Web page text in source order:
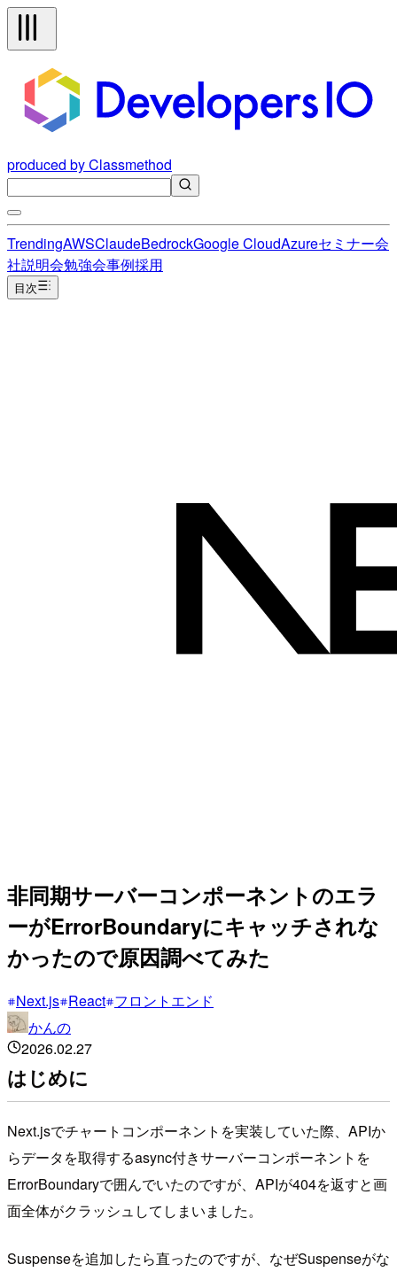
produced by Classmethod
TrendingAWSClaudeBedrockGoogle CloudAzureセミナー会
社説明会勉強会事例採用
目次
非同期サーバーコンポーネントのエラ
ーがErrorBoundaryにキャッチされな
かったので原因調べてみた
Next.js React フロントエンド
かんの
2026.02.27
はじめに
Next.jsでチャートコンポーネントを実装していた際、APIか
らデータを取得するasync付きサーバーコンポーネントを
ErrorBoundaryで囲んでいたのですが、APIが404を返すと画
面全体がクラッシュしてしまいました。
Suspenseを追加したら直ったのですが、なぜSuspenseがな